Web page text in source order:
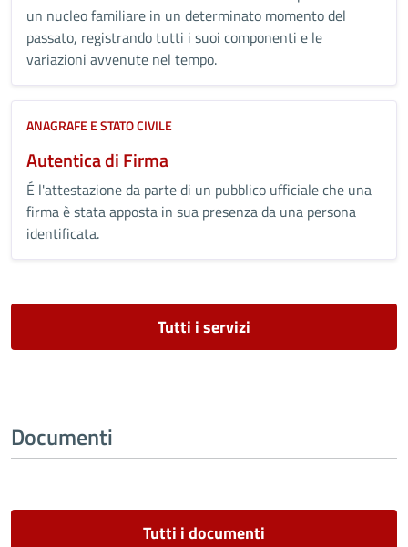
un nucleo familiare in un determinato momento del
passato, registrando tutti i suoi componenti e le
variazioni avvenute nel tempo.
ANAGRAFE E STATO CIVILE
Autentica di Firma
É l'attestazione da parte di un pubblico ufficiale che una
firma è stata apposta in sua presenza da una persona
identificata.
Tutti i servizi
Documenti
Tutti i documenti